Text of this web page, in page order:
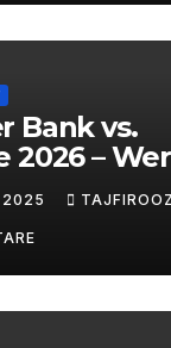
Bank vs.
2026 –
2025